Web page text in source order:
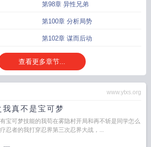
第98章 异性兄弟
第100章 分析局势
第102章 谋而后动
查看更多章节...
www.ytxs.org
我真不是宝可梦
宝可梦技能的我苟在雾隐村开局和再不斩是同学怎么
忍者的我打穿忍界第三次忍界大战，...